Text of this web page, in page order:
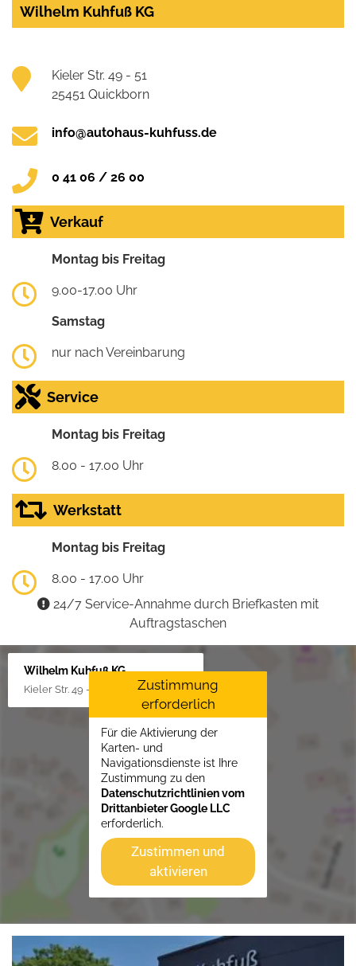
Wilhelm Kuhfuß KG
Kieler Str. 49 - 51
25451 Quickborn
info@autohaus-kuhfuss.de
0 41 06 / 26 00
Verkauf
Montag bis Freitag
9.00-17.00 Uhr
Samstag
nur nach Vereinbarung
Service
Montag bis Freitag
8.00 - 17.00 Uhr
Werkstatt
Montag bis Freitag
8.00 - 17.00 Uhr
24/7 Service-Annahme durch Briefkasten mit
Auftragstaschen
Wilhelm Kuhfuß KG
Kieler Str. 49 - 51, 25451 Quickborn
Zustimmung
erforderlich
Für die Aktivierung der
Karten- und
Navigationsdienste ist Ihre
Zustimmung zu den
Datenschutzrichtlinien vom
Drittanbieter Google LLC
erforderlich.
Zustimmen und
aktivieren